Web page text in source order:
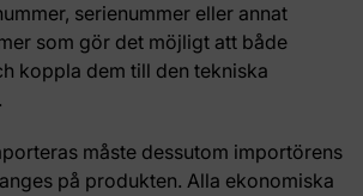
serienummer eller annat
som gör det möjligt att både
koppla dem till den tekniska
måste dessutom importörens
på produkten. Alla ekonomiska